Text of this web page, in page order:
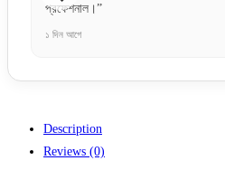
প্রফেশনাল।”
১ দিন আগে
Description
Reviews (0)